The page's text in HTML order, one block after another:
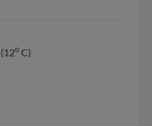
(12o C)